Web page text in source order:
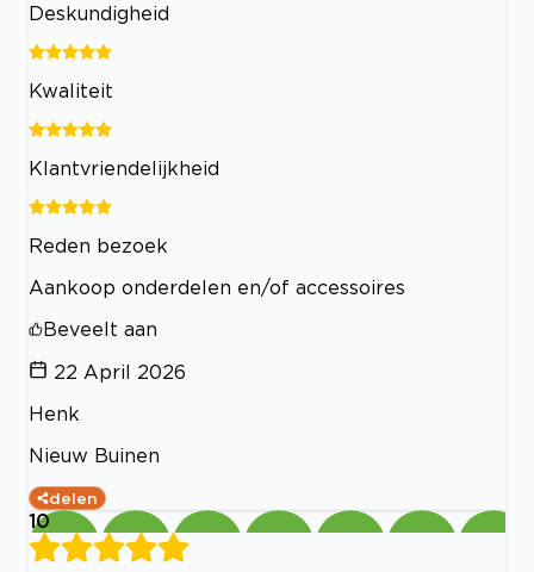
Deskundigheid
Kwaliteit
Klantvriendelijkheid
Reden bezoek
Aankoop onderdelen en/of accessoires
Beveelt aan
22 April 2026
Henk
Nieuw Buinen
delen
10